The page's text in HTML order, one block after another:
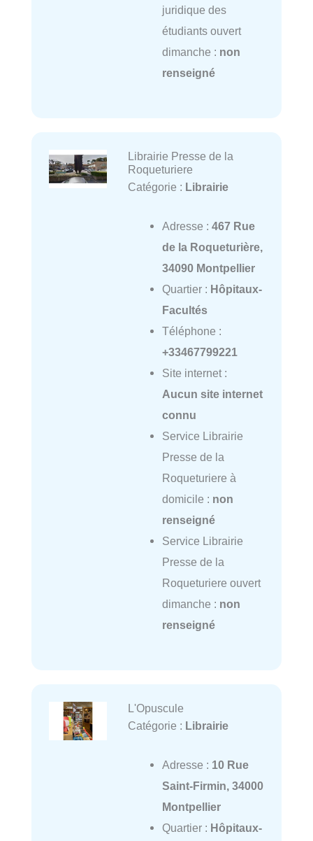
juridique des
étudiants ouvert
dimanche : non
renseigné
Librairie Presse de la
Roqueturiere
Catégorie : Librairie
Adresse : 467 Rue
de la Roqueturière,
34090 Montpellier
Quartier : Hôpitaux-
Facultés
Téléphone :
+33467799221
Site internet :
Aucun site internet
connu
Service Librairie
Presse de la
Roqueturiere à
domicile : non
renseigné
Service Librairie
Presse de la
Roqueturiere ouvert
dimanche : non
renseigné
L'Opuscule
Catégorie : Librairie
Adresse : 10 Rue
Saint-Firmin, 34000
Montpellier
Quartier : Hôpitaux-